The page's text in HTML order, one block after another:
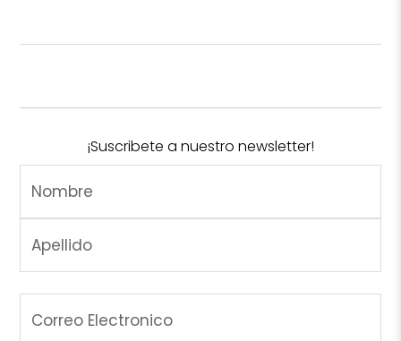
¡Suscribete a nuestro newsletter!